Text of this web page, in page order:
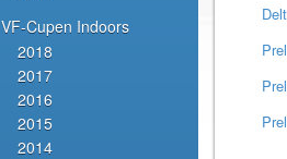
VF-Cupen Indoors
2018
2017
2016
2015
2014